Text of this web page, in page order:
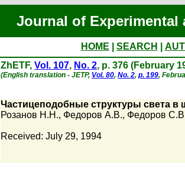
Journal of Experimental
HOME SEARCH
ZhETF, Vol. 107, No. 2, p. 376 (February
(English translation - JETP, Vol. 80, No. 2, p. 199,
Частицеподобные структуры света
Розанов Н.Н., Федоров А.В., Федоров
Received: July 29, 1994